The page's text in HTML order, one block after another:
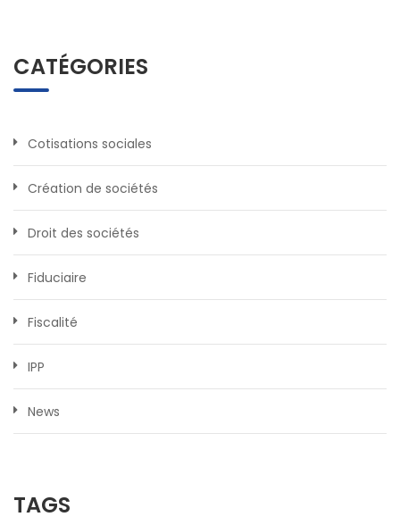
CATÉGORIES
Cotisations sociales
Création de sociétés
Droit des sociétés
Fiduciaire
Fiscalité
IPP
News
TAGS